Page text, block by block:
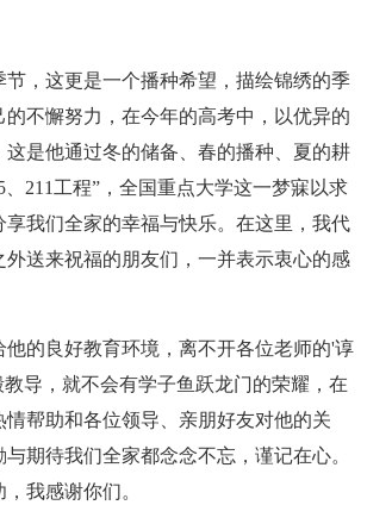
，这更是一个播种希望，描绘锦绣的季
不懈努力，在今年的高考中，以优异的
是他通过冬的储备、春的播种、夏的耕
211工程”，全国重点大学这一梦寐以求
我们全家的幸福与快乐。在这里，我代
送来祝福的朋友们，一并表示衷心的感
的良好教育环境，离不开各位老师的'谆
导，就不会有学子鱼跃龙门的荣耀，在
帮助和各位领导、亲朋好友对他的关
期待我们全家都念念不忘，谨记在心。
我感谢你们。